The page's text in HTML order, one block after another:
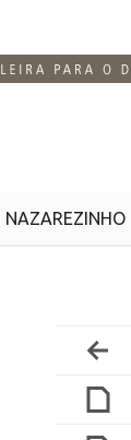
NAZAREZINHO